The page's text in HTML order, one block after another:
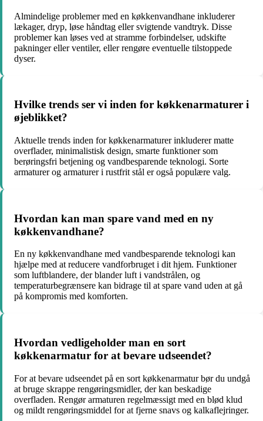
Almindelige problemer med en køkkenvandhane inkluderer
lækager, dryp, løse håndtag eller svigtende vandtryk. Disse
problemer kan løses ved at stramme forbindelser, udskifte
pakninger eller ventiler, eller rengøre eventuelle tilstoppede
dyser.
Hvilke trends ser vi inden for køkkenarmaturer i
øjeblikket?
Aktuelle trends inden for køkkenarmaturer inkluderer matte
overflader, minimalistisk design, smarte funktioner som
berøringsfri betjening og vandbesparende teknologi. Sorte
armaturer og armaturer i rustfrit stål er også populære valg.
Hvordan kan man spare vand med en ny
køkkenvandhane?
En ny køkkenvandhane med vandbesparende teknologi kan
hjælpe med at reducere vandforbruget i dit hjem. Funktioner
som luftblandere, der blander luft i vandstrålen, og
temperaturbegrænsere kan bidrage til at spare vand uden at gå
på kompromis med komforten.
Hvordan vedligeholder man en sort
køkkenarmatur for at bevare udseendet?
For at bevare udseendet på en sort køkkenarmatur bør du undgå
at bruge skrappe rengøringsmidler, der kan beskadige
overfladen. Rengør armaturen regelmæssigt med en blød klud
og mildt rengøringsmiddel for at fjerne snavs og kalkaflejringer.